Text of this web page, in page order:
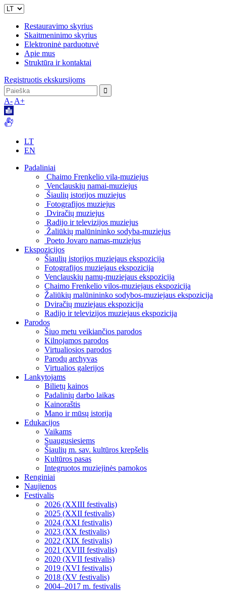
Restauravimo skyrius
Skaitmeninimo skyrius
Elektroninė parduotuvė
Apie mus
Struktūra ir kontaktai
Registruotis ekskursijoms
A- A+
LT
EN
Padaliniai
Chaimo Frenkelio vila-muziejus
Venclauskių namai-muziejus
Šiaulių istorijos muziejus
Fotografijos muziejus
Dviračių muziejus
Radijo ir televizijos muziejus
Žaliūkių malūnininko sodyba-muziejus
Poeto Jovaro namas-muziejus
Ekspozicijos
Šiaulių istorijos muziejaus ekspozicija
Fotografijos muziejaus ekspozicija
Venclauskių namų-muziejaus ekspozicija
Chaimo Frenkelio vilos-muziejaus ekspozicija
Žaliūkių malūnininko sodybos-muziejaus ekspozicija
Dviračių muziejaus ekspozicija
Radijo ir televizijos muziejaus ekspozicija
Parodos
Šiuo metu veikiančios parodos
Kilnojamos parodos
Virtualiosios parodos
Parodų archyvas
Virtualios galerijos
Lankytojams
Bilietų kainos
Padalinių darbo laikas
Kainoraštis
Mano ir mūsų istorija
Edukacijos
Vaikams
Suaugusiesiems
Šiaulių m. sav. kultūros krepšelis
Kultūros pasas
Integruotos muziejinės pamokos
Renginiai
Naujienos
Festivalis
2026 (XXIII festivalis)
2025 (XXII festivalis)
2024 (XXI festivalis)
2023 (XX festivalis)
2022 (XIX festivalis)
2021 (XVIII festivalis)
2020 (XVII festivalis)
2019 (XVI festivalis)
2018 (XV festivalis)
2004–2017 m. festivalis